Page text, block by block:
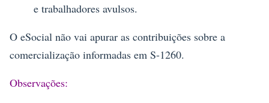
e trabalhadores avulsos.
O eSocial não vai apurar as contribuições sobre a
comercialização informadas em S-1260.
Observações: